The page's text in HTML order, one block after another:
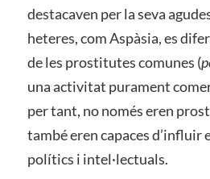
destacaven per la seva
heteres, com Aspàsia, es
de les prostitutes comunes (
una activitat purament
per tant, no només eren
també eren capaces d’influir
polítics i intel·lectuals.